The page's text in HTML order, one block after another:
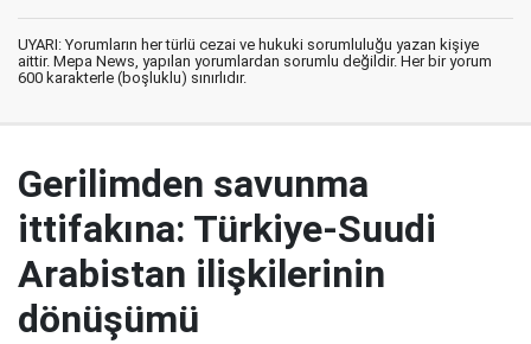
UYARI: Yorumların her türlü cezai ve hukuki sorumluluğu yazan kişiye
aittir. Mepa News, yapılan yorumlardan sorumlu değildir. Her bir yorum
600 karakterle (boşluklu) sınırlıdır.
Gerilimden savunma
ittifakına: Türkiye-Suudi
Arabistan ilişkilerinin
dönüşümü